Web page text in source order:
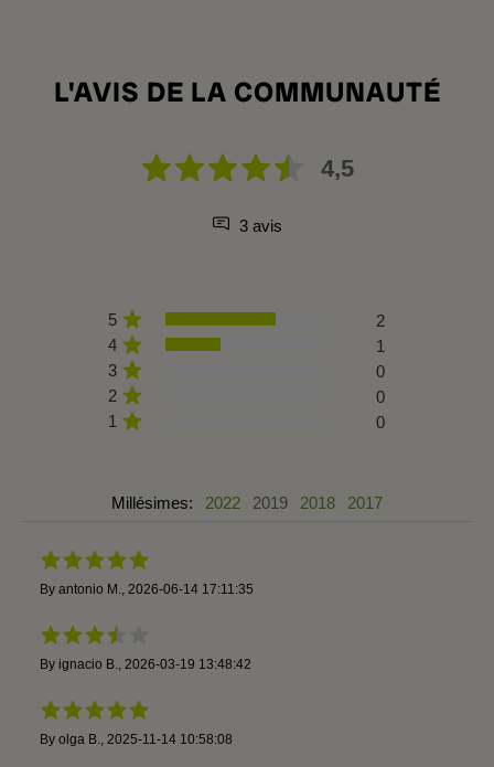
L'AVIS DE LA COMMUNAUTÉ
4,5
3 avis
5
2
4
1
3
0
2
0
1
0
Millésimes: 2022 2019 2018 2017
By antonio M. 2026-06-14 17:11:35
By ignacio B. 2026-03-19 13:48:42
By olga B. 2025-11-14 10:58:08